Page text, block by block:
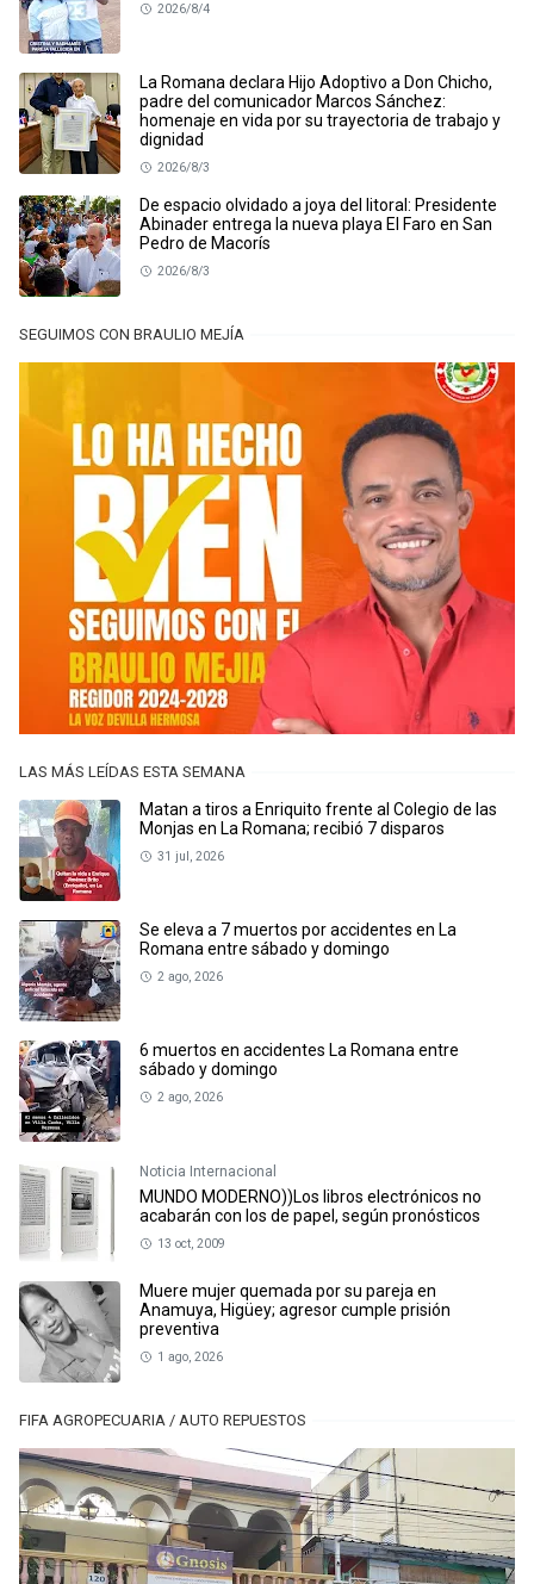
2026/8/4
La Romana declara Hijo Adoptivo a Don Chicho,
padre del comunicador Marcos Sánchez:
homenaje en vida por su trayectoria de trabajo y
dignidad
2026/8/3
De espacio olvidado a joya del litoral: Presidente
Abinader entrega la nueva playa El Faro en San
Pedro de Macorís
2026/8/3
SEGUIMOS CON BRAULIO MEJÍA
LAS MÁS LEÍDAS ESTA SEMANA
Matan a tiros a Enriquito frente al Colegio de las
Monjas en La Romana; recibió 7 disparos
31 jul, 2026
Se eleva a 7 muertos por accidentes en La
Romana entre sábado y domingo
2 ago, 2026
6 muertos en accidentes La Romana entre
sábado y domingo
2 ago, 2026
Noticia Internacional
MUNDO MODERNO))Los libros electrónicos no
acabarán con los de papel, según pronósticos
13 oct, 2009
Muere mujer quemada por su pareja en
Anamuya, Higüey; agresor cumple prisión
preventiva
1 ago, 2026
FIFA AGROPECUARIA / AUTO REPUESTOS